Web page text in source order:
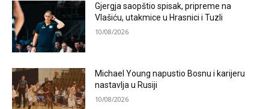
Gjergja saopštio spisak, pripreme na
Vlašiću, utakmice u Hrasnici i Tuzli
10/08/2026
Michael Young napustio Bosnu i karijeru
nastavlja u Rusiji
10/08/2026